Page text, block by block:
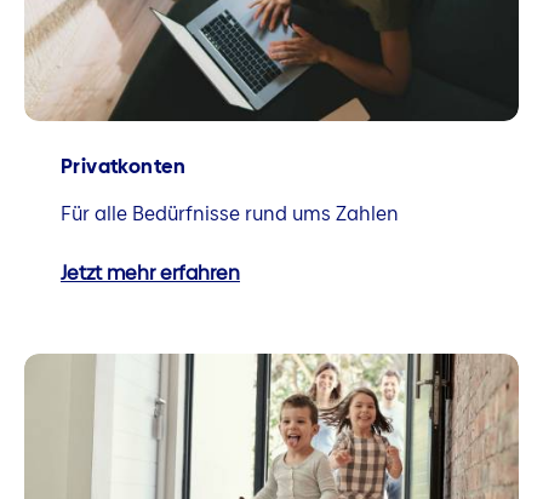
Privatkonten
Für alle Bedürfnisse rund ums Zahlen
Jetzt mehr erfahren